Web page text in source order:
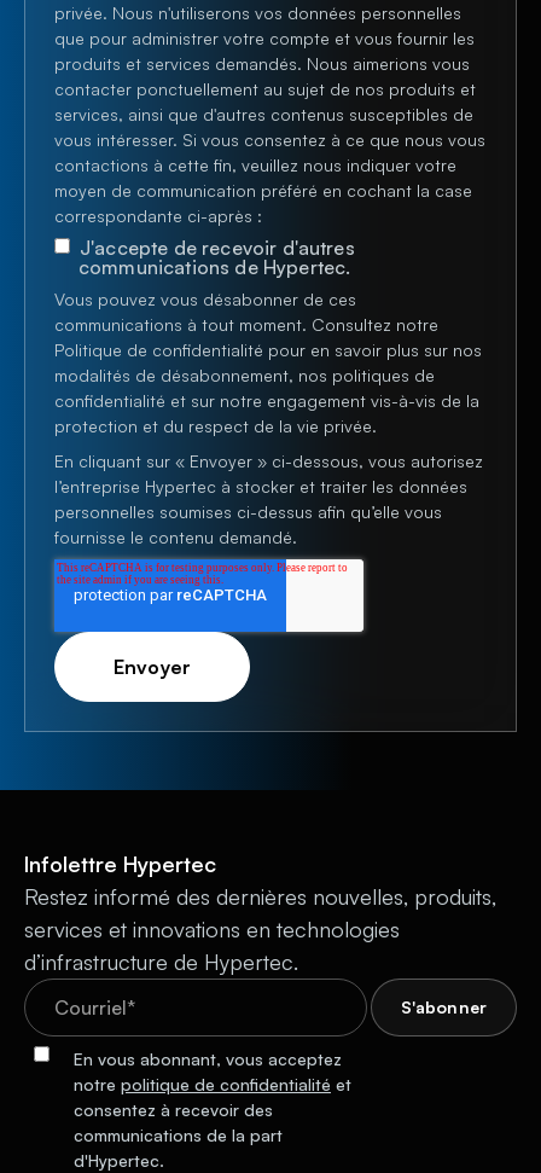
privée. Nous n'utiliserons vos données personnelles
que pour administrer votre compte et vous fournir les
produits et services demandés. Nous aimerions vous
contacter ponctuellement au sujet de nos produits et
services, ainsi que d'autres contenus susceptibles de
vous intéresser. Si vous consentez à ce que nous vous
contactions à cette fin, veuillez nous indiquer votre
moyen de communication préféré en cochant la case
correspondante ci-après :
J'accepte de recevoir d'autres
communications de Hypertec.
Vous pouvez vous désabonner de ces
communications à tout moment. Consultez notre
Politique de confidentialité pour en savoir plus sur nos
modalités de désabonnement, nos politiques de
confidentialité et sur notre engagement vis-à-vis de la
protection et du respect de la vie privée.
En cliquant sur « Envoyer » ci-dessous, vous autorisez
l’entreprise Hypertec à stocker et traiter les données
personnelles soumises ci-dessus afin qu’elle vous
fournisse le contenu demandé.
Infolettre Hypertec
Restez informé des dernières nouvelles, produits,
services et innovations en technologies
d’infrastructure de Hypertec.
En vous abonnant, vous acceptez
notre politique de confidentialité et
consentez à recevoir des
communications de la part
d'Hypertec.